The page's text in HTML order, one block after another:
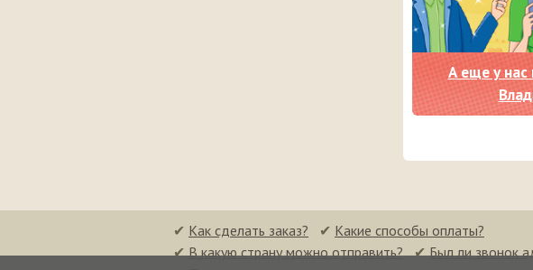
А еще у нас
✔ Как сделать заказ? ✔ Какие способы оплаты?
✔В какую страну можно отправить? ✔Был ли звонок